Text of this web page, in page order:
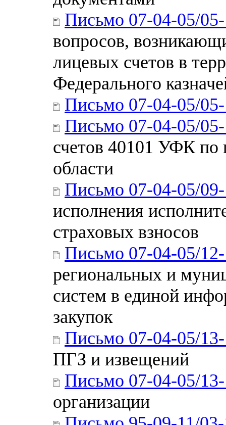
Письмо 07-04-05/
вопросов,
лицевых счетов в
Федерального
Письмо 07-04-05/
Письмо 07-04-05/
счетов 40101 УФК
области
Письмо 07-04-05/
исполнения
страховых взносов
Письмо 07-04-05/
региональных и
систем в единой
закупок
Письмо 07-04-05/
ПГЗ и извещений
Письмо 07-04-05/
организации